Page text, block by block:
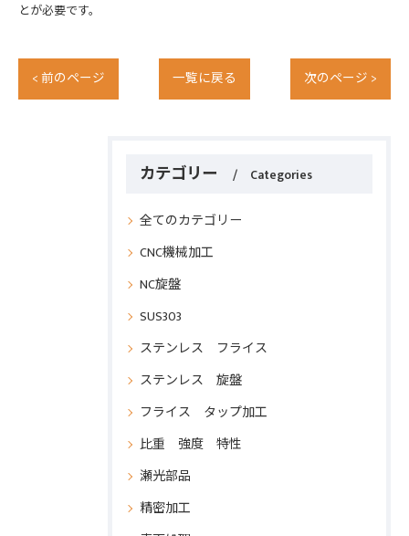
とが必要です。
< 前のページ 一覧に戻る 次のページ >
カテゴリー Categories
全てのカテゴリー
CNC機械加工
NC旋盤
SUS303
ステンレス フライス
ステンレス 旋盤
フライス タップ加工
比重 強度 特性
瀬光部品
精密加工